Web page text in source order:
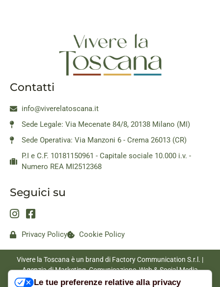
Contatti
info@viverelatoscana.it
Sede Legale: Via Mecenate 84/8, 20138 Milano (MI)
Sede Operativa: Via Manzoni 6 - Crema 26013 (CR)
P.I e C.F. 10181150961 - Capitale sociale 10.000 i.v. -
Numero REA MI2512368
Seguici su
Privacy Policy Cookie Policy
Vivere la Toscana è un brand di Factory Communication S.r.l. |
Agenzia di Marketing, Comunicazione, Web & Social Media
|www.factorycommunication.it
Le tue preferenze relative alla privacy